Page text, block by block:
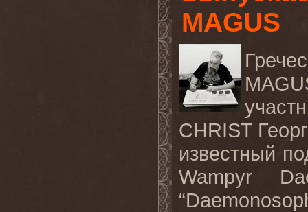
MAGUS
CHRIST
известный
Wampyr